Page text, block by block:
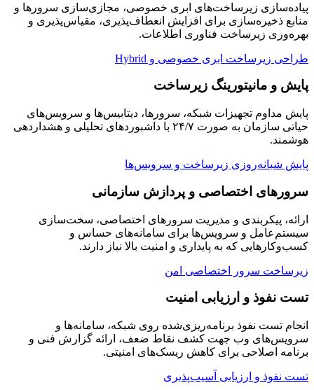
پیاده‌سازی زیرساخت‌های ابری خصوصی، مجازی‌سازی سرورها و
منابع ذخیره‌سازی برای افزایش انعطاف‌پذیری، مقیاس‌پذیری و
بهره‌وری زیرساخت فناوری اطلاعات.
طراحی زیرساخت ابری خصوصی و Hybrid
پایش و مانیتورینگ زیرساخت
پایش مداوم تجهیزات شبکه، سرورها، دیتابیس‌ها و سرویس‌های
حیاتی سازمان به صورت ۲۴/۷ با داشبوردهای تحلیلی و هشداردهی
هوشمند.
پایش شبانه‌روزی زیرساخت و سرویس‌ها
سرورهای اختصاصی و پردازش سازمانی
ارائه، پیکربندی و مدیریت سرورهای اختصاصی، سخت‌سازی
سیستم‌عامل و سرویس‌ها برای سامانه‌های حساس و
کسب‌وکارهایی که به پایداری و امنیت بالا نیاز دارند.
زیرساخت سرور اختصاصی امن
تست نفوذ و ارزیابی امنیت
انجام تست نفوذ برنامه‌ریزی‌شده روی شبکه، سامانه‌ها و
سرویس‌های وب جهت کشف نقاط ضعف، ارائه گزارش فنی و
برنامه اصلاحی برای کاهش ریسک‌های امنیتی.
تست نفوذ و ارزیابی آسیب‌پذیری